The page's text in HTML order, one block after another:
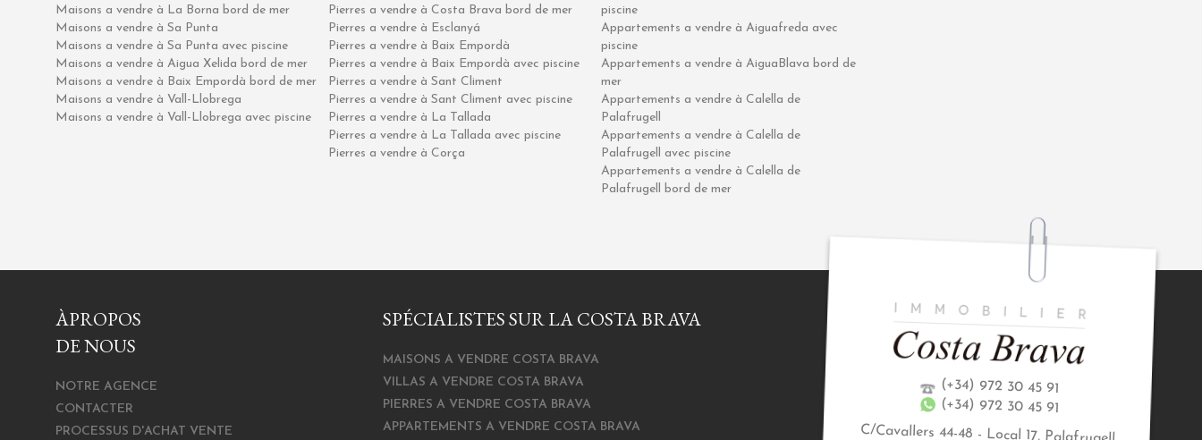
Maisons a vendre à La Borna bord de mer
Maisons a vendre à Sa Punta
Maisons a vendre à Sa Punta avec piscine
Maisons a vendre à Aigua Xelida bord de mer
Maisons a vendre à Baix Empordà bord de mer
Maisons a vendre à Vall-Llobrega
Maisons a vendre à Vall-Llobrega avec piscine
Pierres a vendre à Costa Brava bord de mer
Pierres a vendre à Esclanyá
Pierres a vendre à Baix Empordà
Pierres a vendre à Baix Empordà avec piscine
Pierres a vendre à Sant Climent
Pierres a vendre à Sant Climent avec piscine
Pierres a vendre à La Tallada
Pierres a vendre à La Tallada avec piscine
Pierres a vendre à Corça
piscine
Appartements a vendre à Aiguafreda avec
piscine
Appartements a vendre à AiguaBlava bord de
mer
Appartements a vendre à Calella de
Palafrugell
Appartements a vendre à Calella de
Palafrugell avec piscine
Appartements a vendre à Calella de
Palafrugell bord de mer
ÀPROPOS
DE NOUS
NOTRE AGENCE
CONTACTER
PROCESSUS D'ACHAT VENTE
SPÉCIALISTES SUR LA COSTA BRAVA
MAISONS A VENDRE COSTA BRAVA
VILLAS A VENDRE COSTA BRAVA
PIERRES A VENDRE COSTA BRAVA
APPARTEMENTS A VENDRE COSTA BRAVA
(+34) 972 30 45 91
(+34) 972 30 45 91
C/Cavallers 44-48 - Local 17, Palafrugell